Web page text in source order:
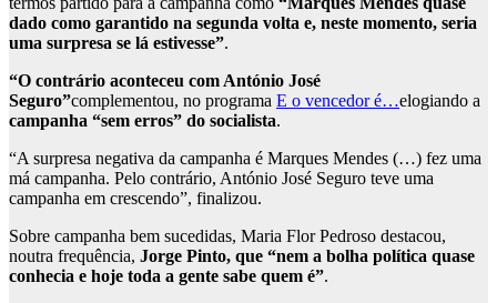
dado como garantido na segunda volta e, neste momento, seria
uma surpresa se lá estivesse”.
“O contrário aconteceu com António José
Seguro”complementou, no programa E o vencedor é…elogiando a
campanha “sem erros” do socialista.
“A surpresa negativa da campanha é Marques Mendes (…) fez uma
má campanha. Pelo contrário, António José Seguro teve uma
campanha em crescendo”, finalizou.
Sobre campanha bem sucedidas, Maria Flor Pedroso destacou,
noutra frequência, Jorge Pinto, que “nem a bolha política quase
conhecia e hoje toda a gente sabe quem é”.